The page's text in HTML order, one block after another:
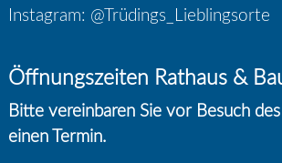
Instagram: @Trüdings_Lieblingsorte
Öffnungszeiten Rathaus &
Bitte vereinbaren Sie vor Besuch
einen Termin.